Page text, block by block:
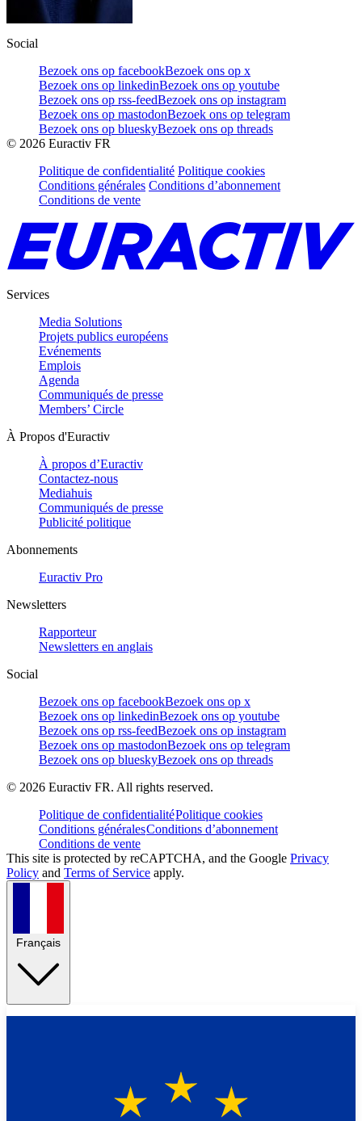
Social
Bezoek ons op facebookBezoek ons op x
Bezoek ons op linkedinBezoek ons op youtube
Bezoek ons op rss-feedBezoek ons op instagram
Bezoek ons op mastodonBezoek ons op telegram
Bezoek ons op blueskyBezoek ons op threads
© 2026 Euractiv FR
Politique de confidentialité Politique cookies
Conditions générales Conditions d’abonnement
Conditions de vente
Services
Media Solutions
Projets publics européens
Evénements
Emplois
Agenda
Communiqués de presse
Members’ Circle
À Propos d'Euractiv
À propos d’Euractiv
Contactez-nous
Mediahuis
Communiqués de presse
Publicité politique
Abonnements
Euractiv Pro
Newsletters
Rapporteur
Newsletters en anglais
Social
Bezoek ons op facebookBezoek ons op x
Bezoek ons op linkedinBezoek ons op youtube
Bezoek ons op rss-feedBezoek ons op instagram
Bezoek ons op mastodonBezoek ons op telegram
Bezoek ons op blueskyBezoek ons op threads
© 2026 Euractiv FR. All rights reserved.
Politique de confidentialitéPolitique cookies
Conditions généralesConditions d’abonnement
Conditions de vente
This site is protected by reCAPTCHA, and the Google Privacy
Policy and Terms of Service apply.
Français